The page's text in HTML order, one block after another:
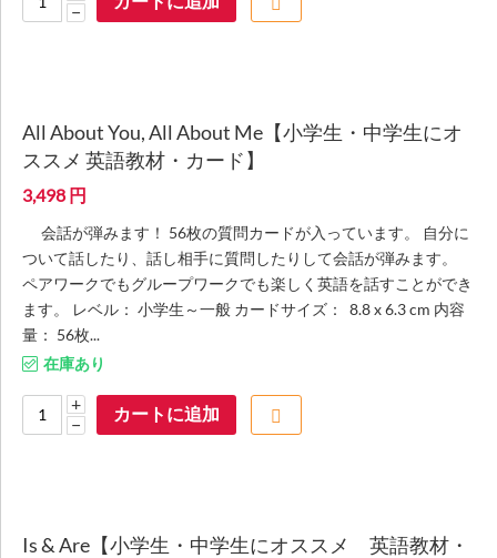
−
All About You, All About Me【小学生・中学生にオ
ススメ 英語教材・カード】
3,498 円
会話が弾みます！ 56枚の質問カードが入っています。 自分に
ついて話したり、話し相手に質問したりして会話が弾みます。
ペアワークでもグループワークでも楽しく英語を話すことができ
ます。 レベル： 小学生～一般 カードサイズ： 8.8 x 6.3 cm 内容
量： 56枚...
在庫あり
+
−
カートに追加
Is & Are【小学生・中学生にオススメ 英語教材・